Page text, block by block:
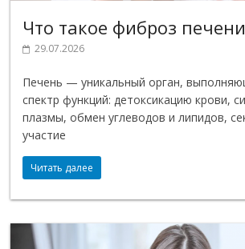
Что такое фиброз печени
29.07.2026
Печень — уникальный орган,
спектр функций: детоксикацию крови,
плазмы, обмен углеводов и липидов,
участие
Читать далее